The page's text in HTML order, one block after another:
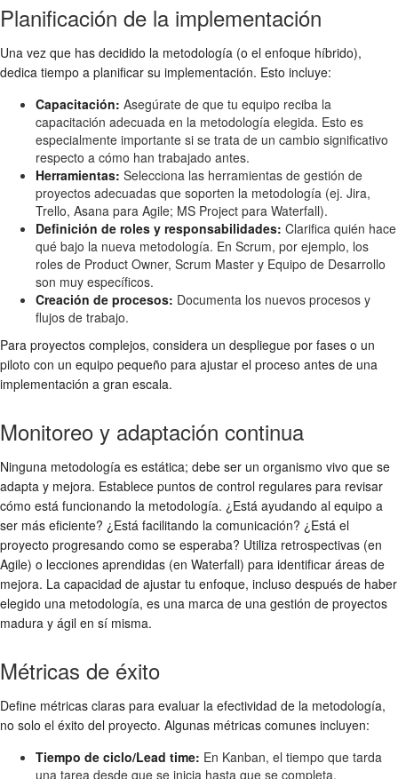
Planificación de la implementación
Una vez que has decidido la metodología (o el enfoque híbrido),
dedica tiempo a planificar su implementación. Esto incluye:
Capacitación: Asegúrate de que tu equipo reciba la
capacitación adecuada en la metodología elegida. Esto es
especialmente importante si se trata de un cambio significativo
respecto a cómo han trabajado antes.
Herramientas: Selecciona las herramientas de gestión de
proyectos adecuadas que soporten la metodología (ej. Jira,
Trello, Asana para Agile; MS Project para Waterfall).
Definición de roles y responsabilidades: Clarifica quién hace
qué bajo la nueva metodología. En Scrum, por ejemplo, los
roles de Product Owner, Scrum Master y Equipo de Desarrollo
son muy específicos.
Creación de procesos: Documenta los nuevos procesos y
flujos de trabajo.
Para proyectos complejos, considera un despliegue por fases o un
piloto con un equipo pequeño para ajustar el proceso antes de una
implementación a gran escala.
Monitoreo y adaptación continua
Ninguna metodología es estática; debe ser un organismo vivo que se
adapta y mejora. Establece puntos de control regulares para revisar
cómo está funcionando la metodología. ¿Está ayudando al equipo a
ser más eficiente? ¿Está facilitando la comunicación? ¿Está el
proyecto progresando como se esperaba? Utiliza retrospectivas (en
Agile) o lecciones aprendidas (en Waterfall) para identificar áreas de
mejora. La capacidad de ajustar tu enfoque, incluso después de haber
elegido una metodología, es una marca de una gestión de proyectos
madura y ágil en sí misma.
Métricas de éxito
Define métricas claras para evaluar la efectividad de la metodología,
no solo el éxito del proyecto. Algunas métricas comunes incluyen:
Tiempo de ciclo/Lead time: En Kanban, el tiempo que tarda
una tarea desde que se inicia hasta que se completa.